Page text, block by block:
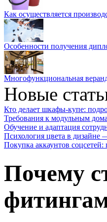
Как осуществляется
Особенности получения
Многофункциональная
Новые
Кто делает шкафы-купе:
Требования к модульным
Обучение и адаптация
Психология цвета в дизайне
Покупка аккаунтов
Почему